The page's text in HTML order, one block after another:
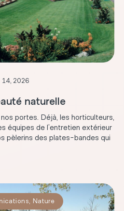
14, 2026
naturelle
portes. Déjà, les horticulteurs,
équipes de l’entretien extérieur
pèlerins des plates-bandes qui
, Nature